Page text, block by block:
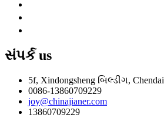
સંપર્કus
5f, Xindongsheng બિલ્ડીંગ,
0086-13860709229
joy@chinajianer.com
13860709229